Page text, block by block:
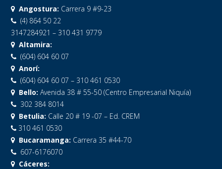
Angostura: Carrera 9 #9-23
(4) 864 50 22
3147284921 – 310 431 9779
Altamira:
(604) 604 60 07
Anorí:
(604) 604 60 07 – 310 461 0530
Bello: Avenida 38 # 55-50 (Centro Empresarial Niquía)
302 384 8014
Betulia: Calle 20 # 19 -07 – Ed. CREM
310 461 0530
Bucaramanga: Carrera 35 #44-70
607-6176070
Cáceres: